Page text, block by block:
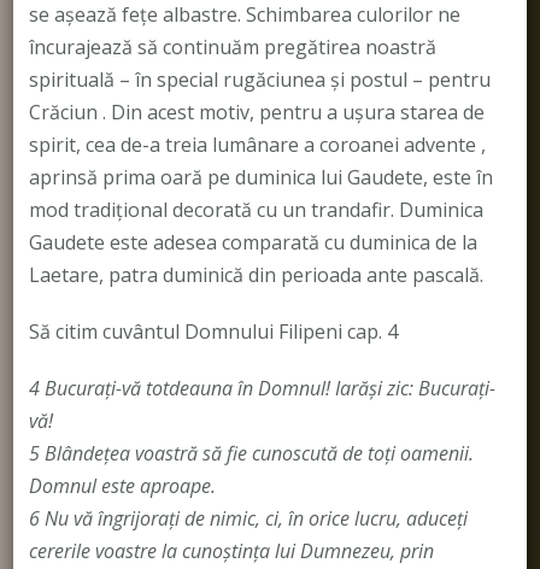
se așează fețe albastre. Schimbarea culorilor ne
încurajează să continuăm pregătirea noastră
spirituală – în special rugăciunea și postul – pentru
Crăciun . Din acest motiv, pentru a ușura starea de
spirit, cea de-a treia lumânare a coroanei advente ,
aprinsă prima oară pe duminica lui Gaudete, este în
mod tradițional decorată cu un trandafir. Duminica
Gaudete este adesea comparată cu duminica de la
Laetare, patra duminică din perioada ante pascală.
Să citim cuvântul Domnului Filipeni cap. 4
4 Bucuraţi-vă totdeauna în Domnul! Iarăşi zic: Bucuraţi-
vă!
5 Blândeţea voastră să fie cunoscută de toţi oamenii.
Domnul este aproape.
6 Nu vă îngrijoraţi de nimic, ci, în orice lucru, aduceţi
cererile voastre la cunoştinţa lui Dumnezeu, prin